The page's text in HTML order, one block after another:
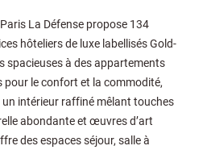
La Défense propose 134
hôteliers de luxe labellisés Gold-
spacieuses à des appartements
pour le confort et la commodité,
intérieur raffiné mêlant touches
abondante et œuvres d’art
des espaces séjour, salle à